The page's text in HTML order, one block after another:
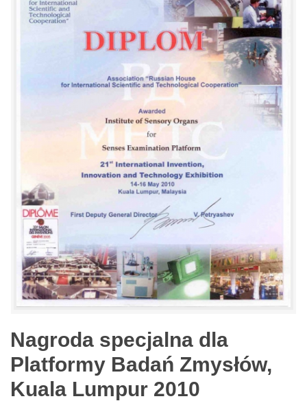
Nagroda specjalna dla
Platformy Badań Zmysłów,
Kuala Lumpur 2010